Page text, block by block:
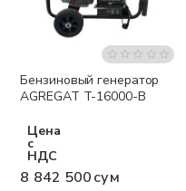
Бесплатная доставка
Бензиновый генератор
AGREGAT T-16000-B
Цена
с
НДС
8 842 500 сум